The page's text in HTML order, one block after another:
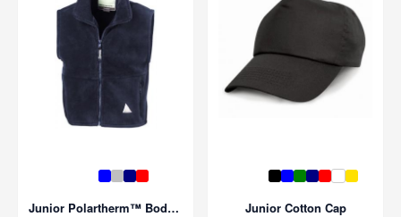
Junior Polartherm™ Bodywarmer Junior Cotton Cap